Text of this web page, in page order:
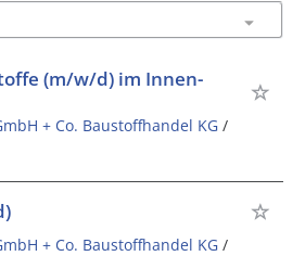
(m/w/d) im Innen-
+ Co. Baustoffhandel KG /
+ Co. Baustoffhandel KG /